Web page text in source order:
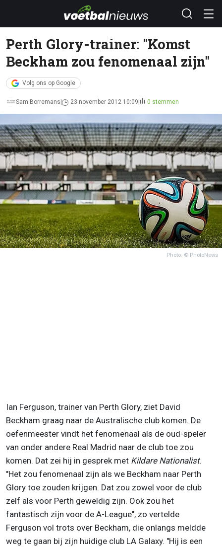
Perth Glory-trainer: "Komst
Beckham zou fenomenaal zijn"
Volg ons op Google
Sam Borremans 23 november 2012 10:09 0 stemmen
Photo: © PhotoNews
Ian Ferguson, trainer van Perth Glory, ziet David
Beckham graag naar de Australische club komen. De
oefenmeester vindt het fenomenaal als de oud-speler
van onder andere Real Madrid naar de club toe zou
komen. Dat zei hij in gesprek met Kildare Nationalist.
"Het zou fenomenaal zijn als we Beckham naar Perth
Glory toe zouden krijgen. Dat zou zowel voor de club
zelf als voor Perth geweldig zijn. Ook zou het
fantastisch zijn voor de A-League", zo vertelde
Ferguson vol trots over Beckham, die onlangs meldde
weg te gaan bij zijn huidige club LA Galaxy. "Hij is een